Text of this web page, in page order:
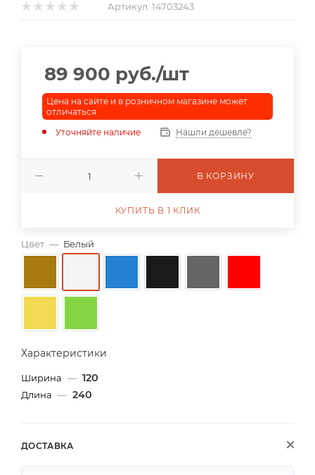
Артикул: 14703243
Цвет — Белый
Характеристики
Ширина — 120
Длина — 240
ДОСТАВКА
89 900 руб./шт
Цена на сайте и в розничном магазине может
отличаться
Уточняйте наличие
Нашли дешевле?
В КОРЗИНУ
КУПИТЬ В 1 КЛИК